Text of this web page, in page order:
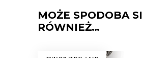
MOŻE SPODOBA
RÓWNIEŻ…